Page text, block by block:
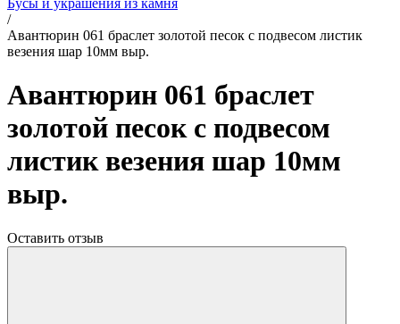
Бусы и украшения из камня
/
Авантюрин 061 браслет золотой песок с подвесом листик
везения шар 10мм выр.
Авантюрин 061 браслет
золотой песок с подвесом
листик везения шар 10мм
выр.
Оставить отзыв